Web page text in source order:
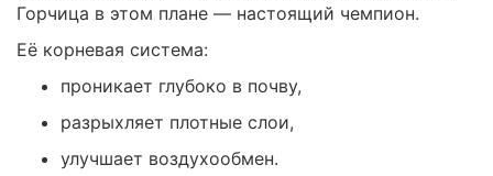
Горчица в этом плане — настоящий чемпион.
Её корневая система:
проникает глубоко в почву,
разрыхляет плотные слои,
улучшает воздухообмен.